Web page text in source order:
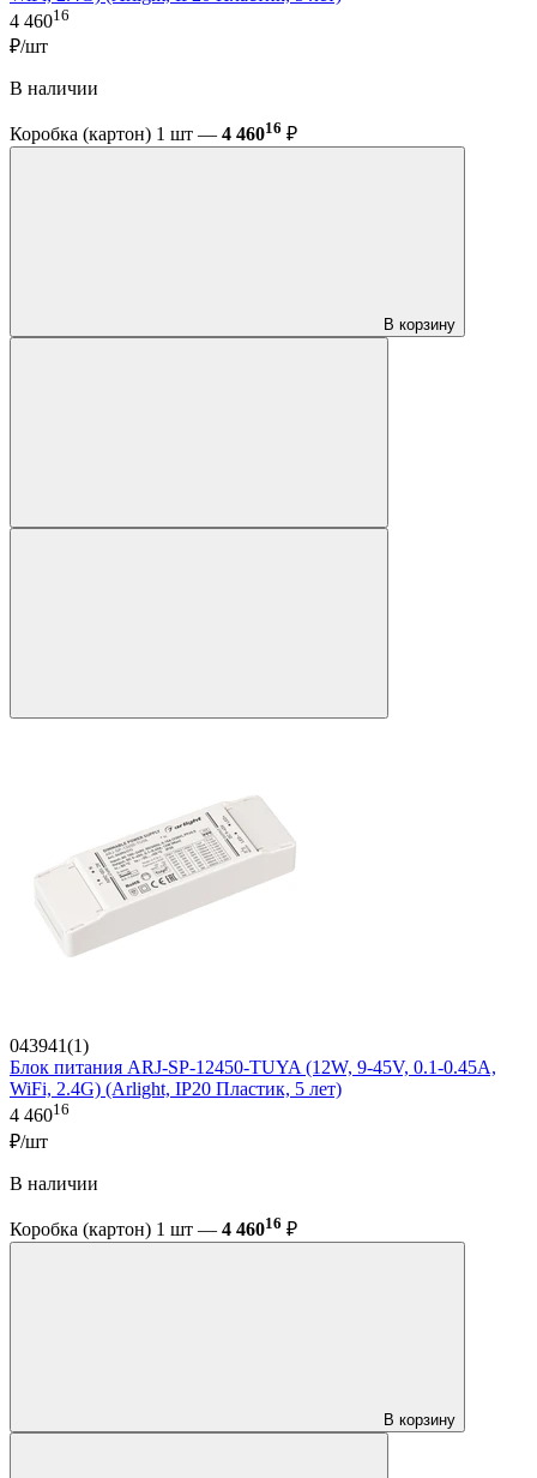
4 46016
₽/шт
В наличии
Коробка (картон) 1 шт — 4 46016 ₽
В корзину
043941(1)
Блок питания ARJ-SP-12450-TUYA (12W, 9-45V, 0.1-0.45A,
WiFi, 2.4G) (Arlight, IP20 Пластик, 5 лет)
4 46016
₽/шт
В наличии
Коробка (картон) 1 шт — 4 46016 ₽
В корзину